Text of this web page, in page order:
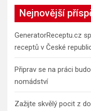
h
Nejnovější
GeneratorReceptu.cz
receptů v České
Připrav se na práci
nomádství
Zažijte skvělý pocit z